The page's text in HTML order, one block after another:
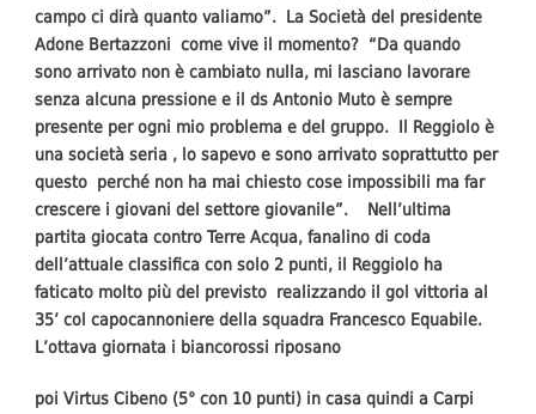
campo ci dirà quanto valiamo”. La Società del presidente
Adone Bertazzoni come vive il momento? “Da quando
sono arrivato non è cambiato nulla, mi lasciano lavorare
senza alcuna pressione e il ds Antonio Muto è sempre
presente per ogni mio problema e del gruppo. Il Reggiolo è
una società seria , lo sapevo e sono arrivato soprattutto per
questo perché non ha mai chiesto cose impossibili ma far
crescere i giovani del settore giovanile”. Nell’ultima
partita giocata contro Terre Acqua, fanalino di coda
dell’attuale classifica con solo 2 punti, il Reggiolo ha
faticato molto più del previsto realizzando il gol vittoria al
35’ col capocannoniere della squadra Francesco Equabile.
L’ottava giornata i biancorossi riposano
poi Virtus Cibeno (5° con 10 punti) in casa quindi a Carpi